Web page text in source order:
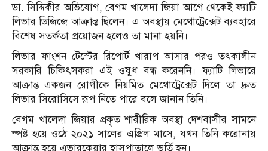
ডা. সিদ্দিকীর অভিযোগ, বেগম খালেদা জিয়া আগে থেকেই ফ্যাটি
লিভার ডিজিজে আক্রান্ত ছিলেন। এ অবস্থায় মেথোট্রেক্সেট ব্যবহারে
বিশেষ সতর্কতা প্রয়োজন হলেও তা মানা হয়নি।
লিভার ফাংশন টেস্টের রিপোর্ট খারাপ আসার পরও তৎকালীন
সরকারি চিকিৎসকরা এই ওষুধ বন্ধ করেননি। ফ্যাটি লিভারে
আক্রান্ত একজন রোগীকে নিয়মিত মেথোট্রেক্সেট দিলে তা দ্রুত
লিভার সিরোসিসে রূপ নিতে পারে বলে জানান তিনি।
বেগম খালেদা জিয়ার প্রকৃত শারীরিক অবস্থা দেশবাসীর সামনে
স্পষ্ট হয়ে ওঠে ২০২১ সালের এপ্রিল মাসে, যখন তিনি করোনায়
আক্রান্ত হয়ে এভারকেয়ার হাসপাতালে ভর্তি হন।